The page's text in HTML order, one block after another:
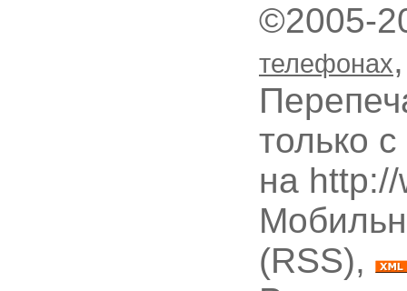
©2005-
телефонах
только
на
(RSS),